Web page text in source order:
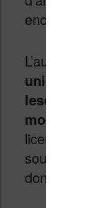
encre
L’auteur a
lesquelles
licence (par
source ou
donc d’en